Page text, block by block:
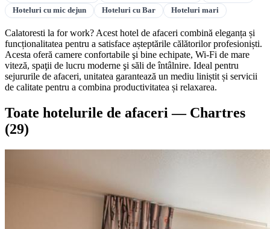
Hoteluri cu mic dejun
Hoteluri cu Bar Hoteluri mari
Calatoresti la for work? Acest hotel de afaceri combină eleganța și
funcționalitatea pentru a satisface așteptările călătorilor profesioniști.
Acesta oferă camere confortabile şi bine echipate, Wi-Fi de mare
viteză, spaţii de lucru moderne şi săli de întâlnire. Ideal pentru
sejururile de afaceri, unitatea garantează un mediu liniștit și servicii
de calitate pentru a combina productivitatea și relaxarea.
Toate hotelurile de afaceri — Chartres
(29)